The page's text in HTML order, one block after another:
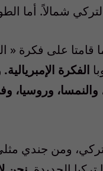
الفكرة
وروسيا،